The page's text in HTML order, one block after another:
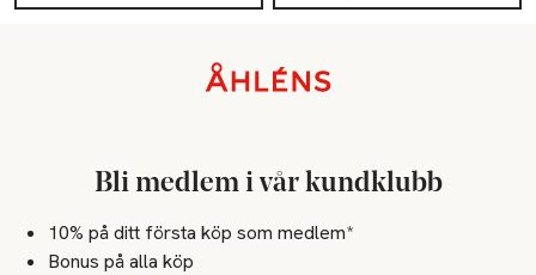
Bli medlem i vår kundklubb
10% på ditt första köp som medlem*
Bonus på alla köp